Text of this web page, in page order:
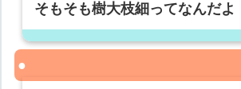
そもそも樹大枝細ってなんだよ